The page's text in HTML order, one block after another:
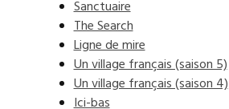
Sanctuaire
The Search
Ligne de mire
Un village français (saison 5)
Un village français (saison 4)
Ici-bas